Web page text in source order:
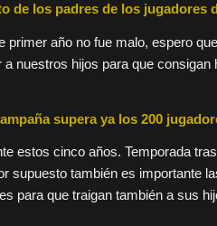
de los padres de los jugadores
primer año no fue malo, espero
nuestros hijos para que
supera ya los 200
estos cinco años. Temporada
supuesto también es importante
para que traigan también a sus